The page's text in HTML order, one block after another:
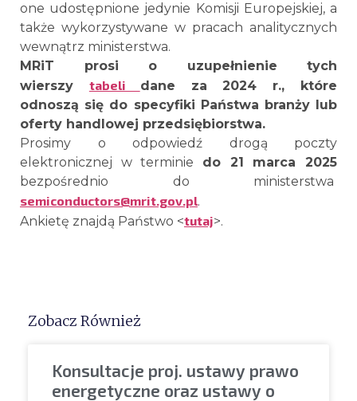
one udostępnione jedynie Komisji Europejskiej, a
także wykorzystywane w pracach analitycznych
wewnątrz ministerstwa.
MRiT prosi o uzupełnienie tych
wierszy tabeli dane za 2024 r., które
odnoszą się do specyfiki Państwa branży lub
oferty handlowej przedsiębiorstwa.
Prosimy o odpowiedź drogą poczty
elektronicznej w terminie do 21 marca 2025
bezpośrednio do ministerstwa
semiconductors@mrit.gov.pl.
Ankietę znajdą Państwo <tutaj>.
Zobacz Również
Konsultacje proj. ustawy prawo
energetyczne oraz ustawy o